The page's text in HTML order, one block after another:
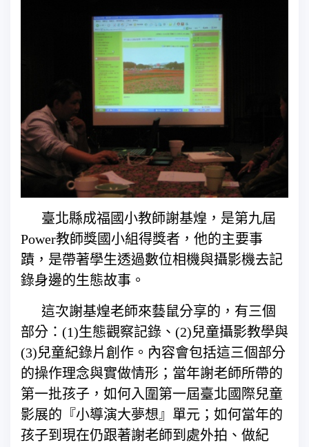
臺北縣成福國小教師謝基煌，是第九屆
Power教師獎國小組得獎者，他的主要事
蹟，是帶著學生透過數位相機與攝影機去記
錄身邊的生態故事。
這次謝基煌老師來藝鼠分享的，有三個
部分：(1)生態觀察記錄、(2)兒童攝影教學與
(3)兒童紀錄片創作。內容會包括這三個部分
的操作理念與實做情形；當年謝老師所帶的
第一批孩子，如何入圍第一屆臺北國際兒童
影展的『小導演大夢想』單元；如何當年的
孩子到現在仍跟著謝老師到處外拍、做紀